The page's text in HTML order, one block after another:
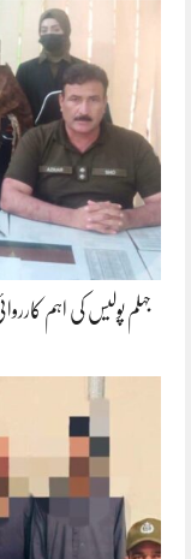
جہلم پولیس کی اہم